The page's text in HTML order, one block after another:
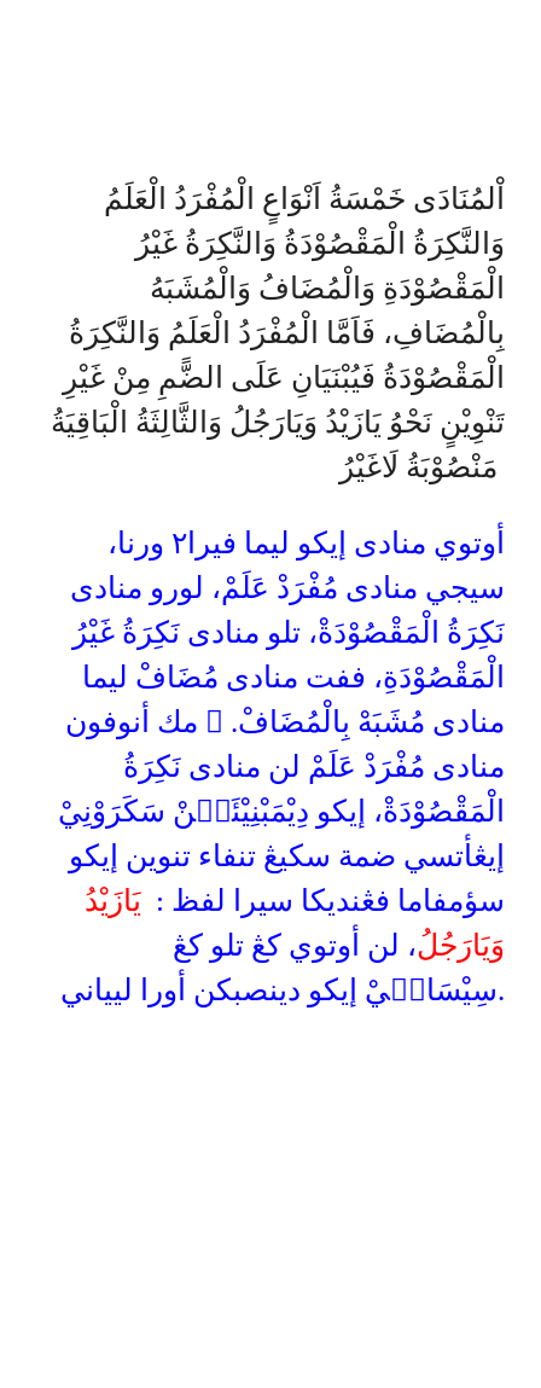
اْلمُنَادَى خَمْسَةُ اَنْوَاعٍ الْمُفْرَدُ الْعَلَمُ
وَالنَّكِرَةُ الْمَقْصُوْدَةُ وَالنَّكِرَةُ غَيْرُ
الْمَقْصُوْدَةِ وَالْمُضَافُ وَالْمُشَبَهُ
بِالْمُضَافِ، فَاَمَّا الْمُفْرَدُ الْعَلَمُ وَالنَّكِرَةُ
الْمَقْصُوْدَةُ فَيُبْنَيَانِ عَلَى الضًّمِ مِنْ غَيْرِ
تَنْوِيْنٍ نَحْوُ يَازَيْدُ وَيَارَجُلُ وَالثَّالِثَةُ الْبَاقِيَةُ
أوتوي منادى إيكو ليما فيرا٢ ورنا،
سيجي منادى مُفْرَدْ عَلَمْ، لورو منادى
نَكِرَةُ الْمَقْصُوْدَةْ، تلو منادى نَكِرَةُ غَيْرُ
الْمَقْصُوْدَةِ، ففت منادى مُضَافْ ليما
منادى مُشَبَهْ بِالْمُضَافْ. ۞ مك أنوفون
منادى مُفْرَدْ عَلَمْ لن منادى نَكِرَةُ
الْمَقْصُوْدَةْ، إيكو دِيْمَبْنِيْئَكۤنْ سَكَرَوْنِيْ
إيڠأتسي ضمة سكيڠ تنفاء تنوين إيكو
سؤمفاما فڠنديكا سيرا لفظ : يَازَيْدُ
وَيَارَجُلُ، لن أوتوي كڠ تلو كڠ
سِيْسَانۤيْ إيكو دينصبكن أورا ليياني.